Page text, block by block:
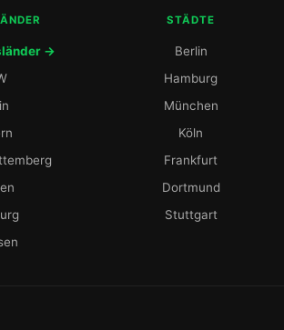
→
STÄDTE
Berlin
Hamburg
München
Köln
Frankfurt
Dortmund
Stuttgart